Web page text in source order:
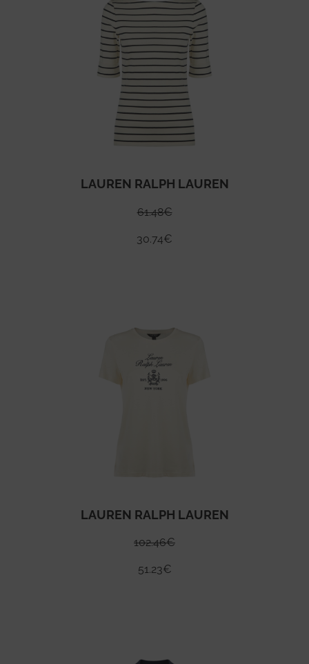
LAUREN RALPH LAUREN
61.48€
30.74€
LAUREN RALPH LAUREN
102.46€
51.23€